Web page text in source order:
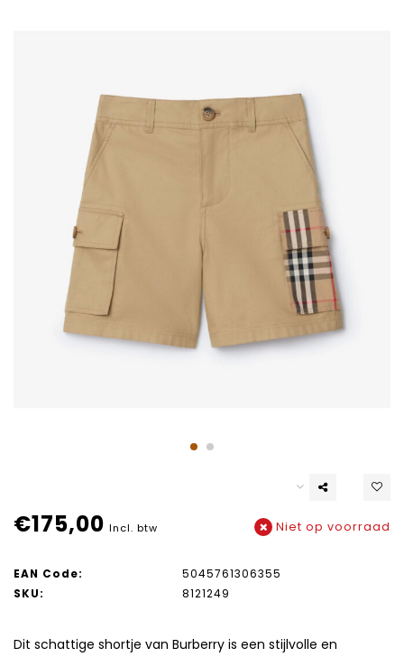
€175,00 Incl. btw Niet op voorraad
EAN Code:
5045761306355
SKU:
8121249
Dit schattige shortje van Burberry is een stijlvolle en